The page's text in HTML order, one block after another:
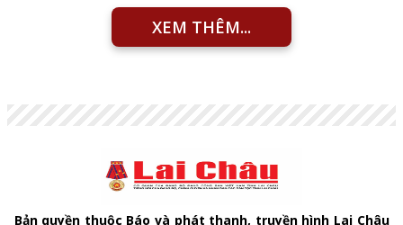
XEM THÊM...
Bản quyền thuộc Báo và phát thanh, truyền hình Lai Châu